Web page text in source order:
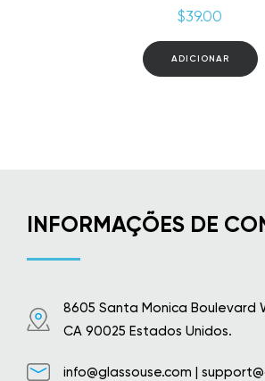
$39.00
ADICIONAR
INFORMAÇÕES DE
8605 Santa Monica Boulevard
CA 90025 Estados Unidos.
info@glassouse.com |